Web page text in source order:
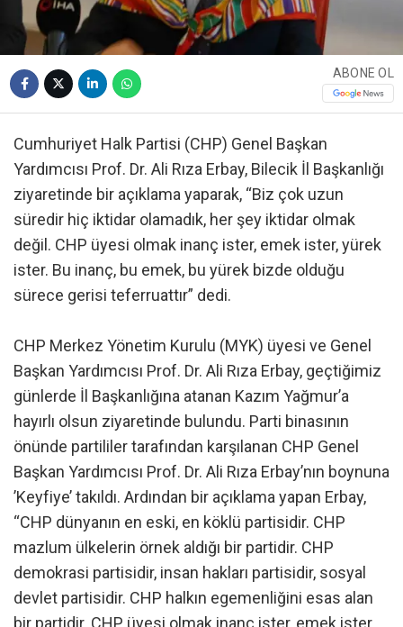
ABONE OL
Cumhuriyet Halk Partisi (CHP) Genel Başkan
Yardımcısı Prof. Dr. Ali Rıza Erbay, Bilecik İl Başkanlığı
ziyaretinde bir açıklama yaparak, “Biz çok uzun
süredir hiç iktidar olamadık, her şey iktidar olmak
değil. CHP üyesi olmak inanç ister, emek ister, yürek
ister. Bu inanç, bu emek, bu yürek bizde olduğu
sürece gerisi teferruattır” dedi.
CHP Merkez Yönetim Kurulu (MYK) üyesi ve Genel
Başkan Yardımcısı Prof. Dr. Ali Rıza Erbay, geçtiğimiz
günlerde İl Başkanlığına atanan Kazım Yağmur’a
hayırlı olsun ziyaretinde bulundu. Parti binasının
önünde partililer tarafından karşılanan CHP Genel
Başkan Yardımcısı Prof. Dr. Ali Rıza Erbay’nın boynuna
’Keyfiye’ takıldı. Ardından bir açıklama yapan Erbay,
“CHP dünyanın en eski, en köklü partisidir. CHP
mazlum ülkelerin örnek aldığı bir partidir. CHP
demokrasi partisidir, insan hakları partisidir, sosyal
devlet partisidir. CHP halkın egemenliğini esas alan
bir partidir. CHP üyesi olmak inanç ister, emek ister,